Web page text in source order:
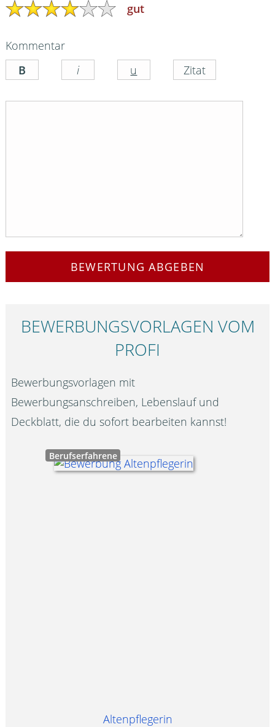
gut
Kommentar
BEWERTUNG ABGEBEN
BEWERBUNGS­VORLAGEN VOM
PROFI
Bewerbungsvorlagen mit
Bewerbungsanschreiben, Lebenslauf und
Deckblatt, die du sofort bearbeiten kannst!
Berufserfahrene
Altenpflegerin